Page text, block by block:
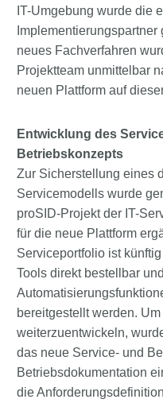
IT-Umgebung wurde die
neues Fachverfahren
Projektteam unmittelbar
neuen Plattform auf
Entwicklung des
Betriebskonzepts
Zur Sicherstellung eines
Servicemodells wurde
proSID-Projekt der IT-
für die neue Plattform
Serviceportfolio ist
Tools direkt bestellbar
bereitgestellt werden.
weiterzuentwickeln,
das neue Service- und
Betriebsdokumentation
die